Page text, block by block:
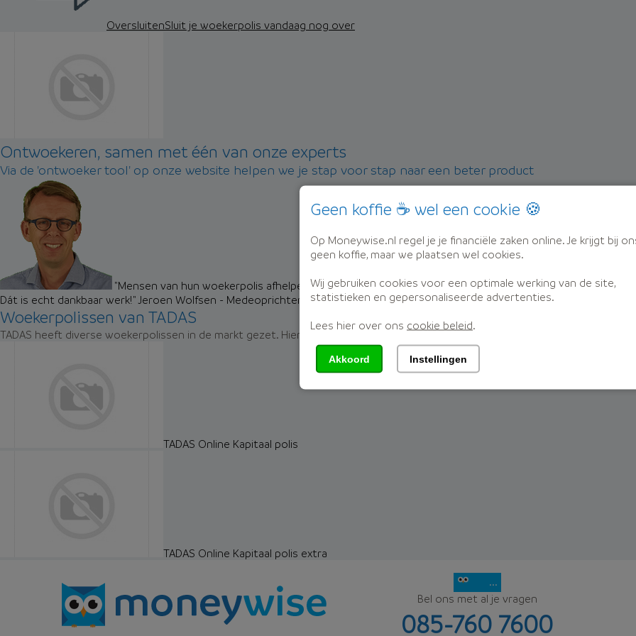
OversluitenSluit je woekerpolis vandaag nog over
Ontwoekeren, samen met één van onze experts
Via de 'ontwoeker tool' op onze website helpen we je stap voor stap naar een beter product
"Mensen van hun woekerpolis afhelpen zodat ze weer vertrouwen krijgen in hun financiën.
Dát is echt dankbaar werk!"Jeroen Wolfsen - Medeoprichter Moneywise
Woekerpolissen van TADAS
TADAS heeft diverse woekerpolissen in de markt gezet. Hier ziet u een overzicht van de woekerpolissen.
TADAS Online Kapitaal polis
TADAS Online Kapitaal polis extra
...
Bel ons met al je vragen
085-760 7600
Geen koffie ☕ wel een cookie 🍪
Op Moneywise.nl regel je je financiële zaken online. Je krijgt bij
geen koffie, maar we plaatsen wel cookies.
Wij gebruiken cookies voor een optimale werking van de site,
statistieken en gepersonaliseerde advertenties.
Lees hier over ons cookie beleid.
Akkoord Instellingen